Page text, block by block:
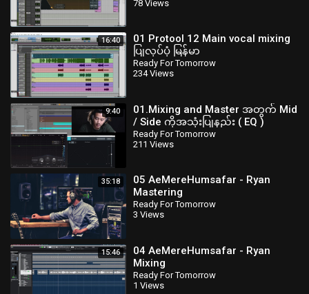
78 Views
16:40
01 Protool 12 Main vocal mixing
ပြုလုပ်ပုံ မြန်မာ
Ready For Tomorrow
234 Views
9:40
01.Mixing and Master အတွက် Mid
/ Side ကိုအသုံးပြုနည်း ( EQ )
Ready For Tomorrow
211 Views
35:18
05 AeMereHumsafar - Ryan
Mastering
Ready For Tomorrow
3 Views
15:46
04 AeMereHumsafar - Ryan
Mixing
Ready For Tomorrow
1 Views